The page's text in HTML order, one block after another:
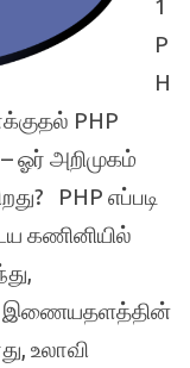
1
P
H
PHP
– ஓர் அறிமுகம்
PHP எப்படி
கணினியில்
இணையதளத்தின்
உலாவி